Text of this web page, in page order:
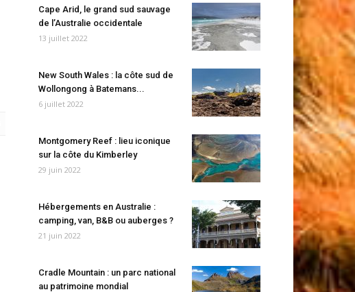
Cape Arid, le grand sud sauvage
de l’Australie occidentale
13 juillet 2022
New South Wales : la côte sud de
Wollongong à Batemans...
6 juillet 2022
Montgomery Reef : lieu iconique
sur la côte du Kimberley
29 juin 2022
Hébergements en Australie :
camping, van, B&B ou auberges ?
21 juin 2022
Cradle Mountain : un parc national
au patrimoine mondial